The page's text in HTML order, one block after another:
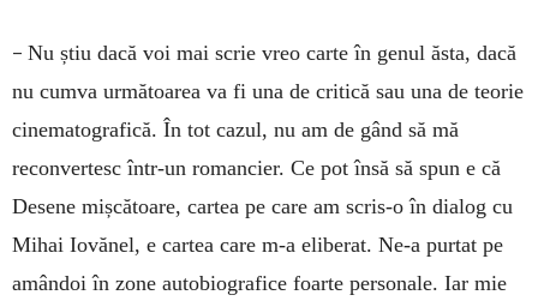
– Nu știu dacă voi mai scrie vreo carte în genul ăsta, dacă
nu cumva următoarea va fi una de critică sau una de teorie
cinematografică. În tot cazul, nu am de gând să mă
reconvertesc într-un romancier. Ce pot însă să spun e că
Desene mișcătoare, cartea pe care am scris-o în dialog cu
Mihai Iovănel, e cartea care m-a eliberat. Ne-a purtat pe
amândoi în zone autobiografice foarte personale. Iar mie